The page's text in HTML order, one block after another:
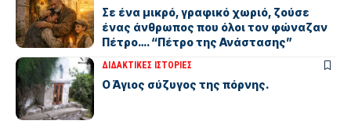
Σε ένα μικρό, γραφικό χωριό, ζούσε
ένας άνθρωπος που όλοι τον φώναζαν
Πέτρο…. “Πέτρο της Ανάστασης”
ΔΙΔΑΚΤΙΚΕΣ ΙΣΤΟΡΙΕΣ
Ο Άγιος σύζυγος της πόρνης.